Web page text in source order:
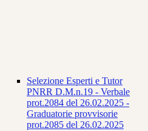
Selezione Esperti e Tutor
PNRR D.M.n.19 - Verbale
prot.2084 del 26.02.2025 -
Graduatorie provvisorie
prot.2085 del 26.02.2025